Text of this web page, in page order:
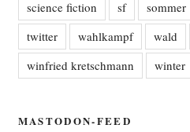
science fiction
sf sommer
twitter
wahlkampf wald
winfried kretschmann
winter
MASTODON-FEED